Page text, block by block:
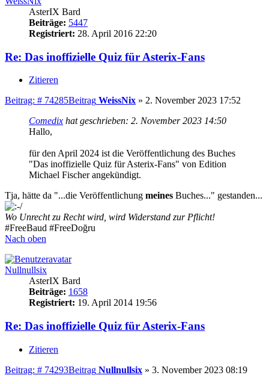
AsterIX Bard
Beiträge: 5447
Registriert: 28. April 2016 22:20
Re: Das inoffizielle Quiz für Asterix-Fans
Zitieren
Beitrag: # 74285Beitrag WeissNix » 2. November 2023 17:52
Comedix hat geschrieben: 2. November 2023 14:50
Hallo,
für den April 2024 ist die Veröffentlichung des Buches
"Das inoffizielle Quiz für Asterix-Fans" von Edition
Michael Fischer angekündigt.
Tja, hätte da "...die Veröffentlichung meines Buches..." gestanden...
Wo Unrecht zu Recht wird, wird Widerstand zur Pflicht!
#FreeBaud #FreeDoğru
Nach oben
Nullnullsix
AsterIX Bard
Beiträge: 1658
Registriert: 19. April 2014 19:56
Re: Das inoffizielle Quiz für Asterix-Fans
Zitieren
Beitrag: # 74293Beitrag Nullnullsix » 3. November 2023 08:19